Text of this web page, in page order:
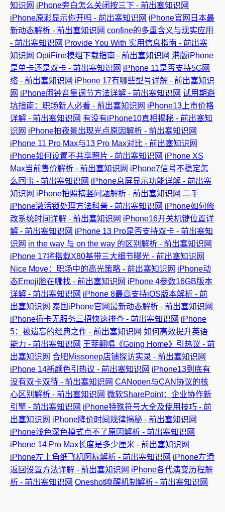
知识网 iPhone旁白怎么关闭按三下 - 前出塞知识网
iPhone原彩显示你开吗 - 前出塞知识网 iPhone官网日本最
新动态解析 - 前出塞知识网 confine的多重含义与现实应用
- 前出塞知识网 Provide You With 实用信息指南 - 前出塞
知识网 OptiFine模组下载指南 - 前出塞知识网 港版iPhone
是单卡还是双卡 - 前出塞知识网 iPhone 11是否支持5G网
络 - 前出塞知识网 iPhone 17有哪些型号详解 - 前出塞知识
网 iPhone闹钟音量调节方法详解 - 前出塞知识网 试用期避
坑指南：职场新人必看 - 前出塞知识网 iPhone13上市价格
详解 - 前出塞知识网 有没有iPhone10真相揭秘 - 前出塞知
识网 iPhone拍夜景出现光点原因解析 - 前出塞知识网
iPhone 11 Pro Max与13 Pro Max对比 - 前出塞知识网
iPhone如何设置不共享照片 - 前出塞知识网 iPhone XS
Max当前售价解析 - 前出塞知识网 iPhone7信号不稳定怎
么回事 - 前出塞知识网 iPhone息屏显示功能详解 - 前出塞
知识网 iPhone拍照横竖问题解析 - 前出塞知识网 二手
iPhone激活锁处理方法科普 - 前出塞知识网 iPhone如何修
改系统时间详解 - 前出塞知识网 iPhone16开关机键位置详
解 - 前出塞知识网 iPhone 13 Pro是否支持双卡 - 前出塞知
识网 in the way 与 on the way 的区别解析 - 前出塞知识网
iPhone 17将搭载X80基带三大细节曝光 - 前出塞知识网
Nice Move：职场中的高光策略 - 前出塞知识网 iPhone动
态Emoji脸在哪找 - 前出塞知识网 iPhone 4参数16GB版本
详解 - 前出塞知识网 iPhone 8最高支持iOS版本解析 - 前
出塞知识网 泰国iPhone官网最新动态解析 - 前出塞知识网
iPhone插卡无服务三招快速排查 - 前出塞知识网 iPhone
5：被遗忘的经典之作 - 前出塞知识网 如何高效提升英语
能力 - 前出塞知识网 王菲翻唱《Going Home》引热议 - 前
出塞知识网 合肥Missonep店铺探访实录 - 前出塞知识网
iPhone 14新颜色引热议 - 前出塞知识网 iPhone13到底有
没有双卡双待 - 前出塞知识网 CANopen与CAN协议的核
心区别解析 - 前出塞知识网 微软SharePoint：企业协作新
引擎 - 前出塞知识网 iPhone特殊符号大全及使用技巧 - 前
出塞知识网 iPhone降价时间规律揭秘 - 前出塞知识网
iPhone浅色深色模式点不了原因解析 - 前出塞知识网
iPhone 14 Pro Max长度是多少厘米 - 前出塞知识网
iPhone左上角纸飞机图标解析 - 前出塞知识网 iPhone左滑
返回设置方法详解 - 前出塞知识网 iPhone各代演变历程解
析 - 前出塞知识网 Oneshot唤醒机制解析 - 前出塞知识网